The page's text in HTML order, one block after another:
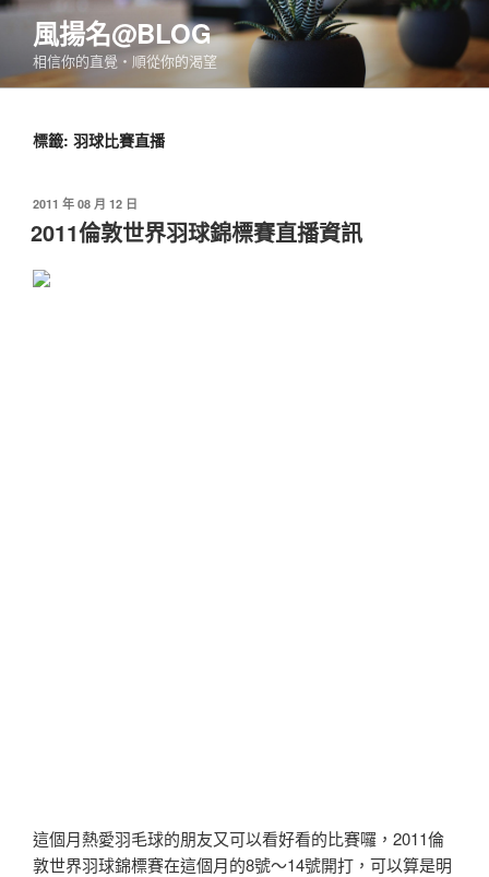
跳
要
風揚名@BLOG
相信你的直覺‧順從你的渴望
標籤: 羽球比賽直播
發
佈
於
2011 年 08 月 12 日
2011倫敦世界羽球錦標賽直播資訊
這個月熱愛羽毛球的朋友又可以看好看的比賽囉，2011倫
敦世界羽球錦標賽在這個月的8號～14號開打，可以算是明